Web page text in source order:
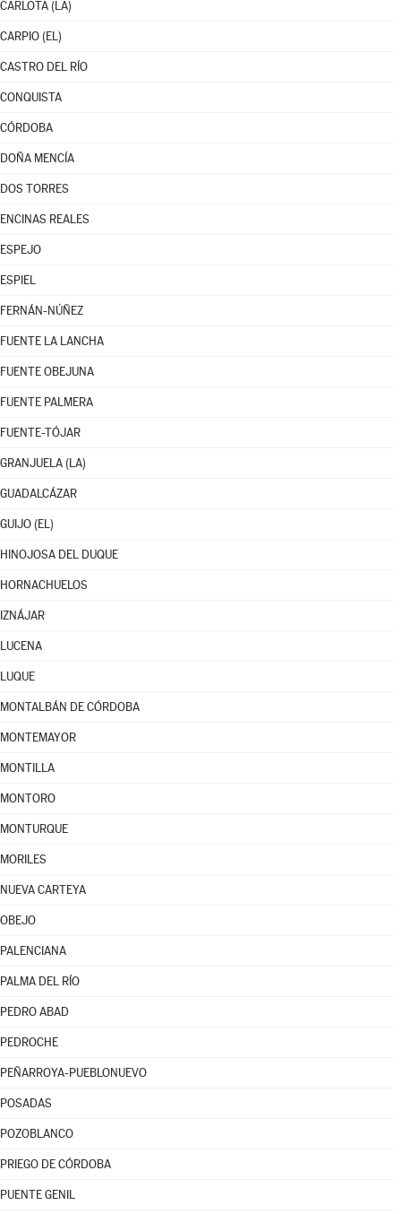
CARLOTA (LA)
CARPIO (EL)
CASTRO DEL RÍO
CONQUISTA
CÓRDOBA
DOÑA MENCÍA
DOS TORRES
ENCINAS REALES
ESPEJO
ESPIEL
FERNÁN-NÚÑEZ
FUENTE LA LANCHA
FUENTE OBEJUNA
FUENTE PALMERA
FUENTE-TÓJAR
GRANJUELA (LA)
GUADALCÁZAR
GUIJO (EL)
HINOJOSA DEL DUQUE
HORNACHUELOS
IZNÁJAR
LUCENA
LUQUE
MONTALBÁN DE CÓRDOBA
MONTEMAYOR
MONTILLA
MONTORO
MONTURQUE
MORILES
NUEVA CARTEYA
OBEJO
PALENCIANA
PALMA DEL RÍO
PEDRO ABAD
PEDROCHE
PEÑARROYA-PUEBLONUEVO
POSADAS
POZOBLANCO
PRIEGO DE CÓRDOBA
PUENTE GENIL